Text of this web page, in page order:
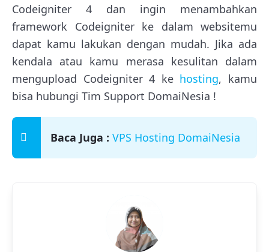
Codeigniter 4 dan ingin menambahkan
framework Codeigniter ke dalam websitemu
dapat kamu lakukan dengan mudah. Jika ada
kendala atau kamu merasa kesulitan dalam
mengupload Codeigniter 4 ke hosting, kamu
bisa hubungi Tim Support DomaiNesia !
Baca Juga : VPS Hosting DomaiNesia